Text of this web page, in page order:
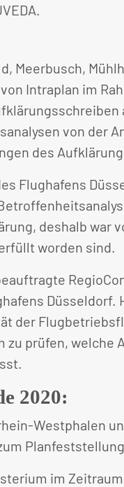
Meerbusch,
Intraplan im
von der
des
Flughafens
deshalb war
worden sind.
Düsseldorf.
der
zu prüfen,
2020:
Westphalen
im